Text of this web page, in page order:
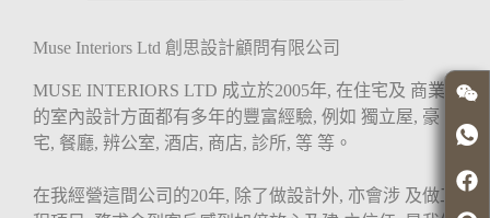
Muse Interiors Ltd 創思設計顧問有限公司
MUSE INTERIORS LTD 成立於2005年, 在住宅及 商業
的室內設計方面都有多年的豐富經驗, 例如 獨立屋, 豪
宅, 餐廳, 辨公室, 酒店, 商店, 診所, 等 等。
在我經營這間公司的20年, 除了做設計外, 亦會涉 及做工